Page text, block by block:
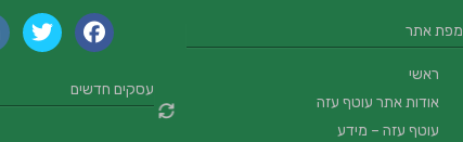
עסקים חדשים
מפת אתר
ראשי
אודות אתר עוטף עזה
עוטף עזה – מידע